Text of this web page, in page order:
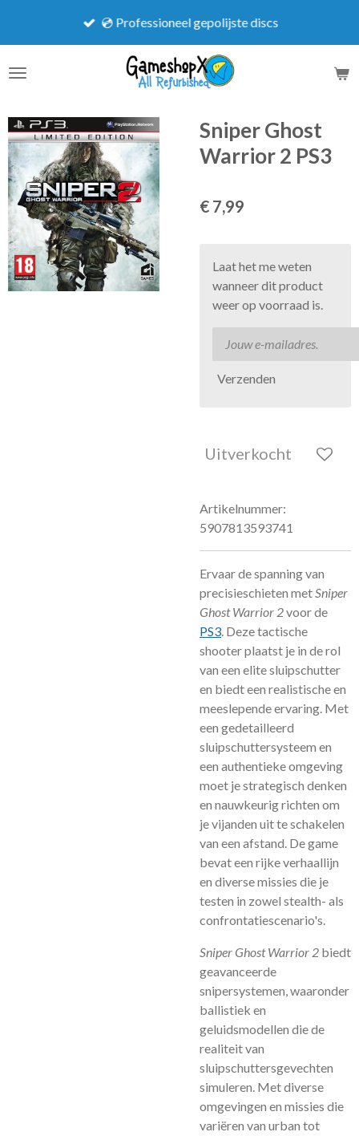
de
💿 Professioneel gepolijste discs
Sniper Ghost
Warrior 2 PS3
€ 7,99
Laat het me weten
wanneer dit product
weer op voorraad is.
Verzenden
Uitverkocht
Artikelnummer:
5907813593741
Ervaar de spanning van
precisieschieten metSniper
Ghost Warrior 2voor de
PS3. Deze tactische
shooter plaatst je in de rol
van een elite sluipschutter
en biedt een realistische en
meeslepende ervaring. Met
een gedetailleerd
sluipschuttersysteem en
een authentieke omgeving
moet je strategisch denken
en nauwkeurig richten om
je vijanden uit te schakelen
van een afstand. De game
bevat een rijke verhaallijn
en diverse missies die je
testen in zowel stealth- als
confrontatiescenario's.
Sniper Ghost Warrior 2 biedt
geavanceerde
snipersystemen, waaronder
ballistiek en
geluidsmodellen die de
realiteit van
sluipschuttersgevechten
simuleren. Met diverse
omgevingen en missies die
variëren van urban tot